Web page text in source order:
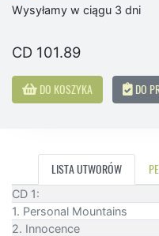
Wysyłamy w ciągu 3 dni
CD 101.89
DO KOSZYKA DO
LISTA UTWORÓW
CD 1:
1. Personal Mountains
2. Innocence